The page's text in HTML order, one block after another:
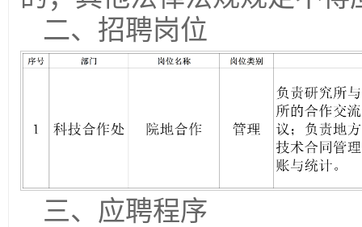
二、招聘岗位
三、应聘程序